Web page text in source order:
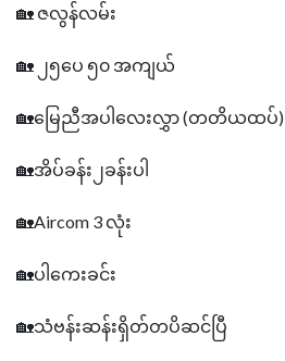
🏡 ဇလွန်လမ်း
🏡 ၂၅ပေ ၅၀ အကျယ်
🏡မြေညီအပါလေးလွှာ (တတိယထပ်)
🏡အိပ်ခန်း၂ခန်းပါ
🏡Aircom 3 လုံး
🏡ပါကေးခင်း
🏡သံဗန်းဆန်းရှိတ်တပိဆင်ပြီ